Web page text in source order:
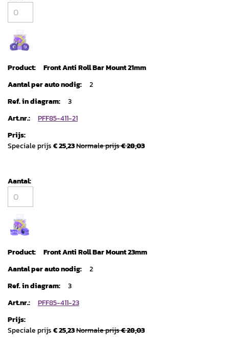
Front Anti Roll Bar Mount 21mm
2
3
PFF85-411-21
Speciale prijs€ 25,23Normale prijs€ 28,03
Front Anti Roll Bar Mount 23mm
2
3
PFF85-411-23
Speciale prijs€ 25,23Normale prijs€ 28,03